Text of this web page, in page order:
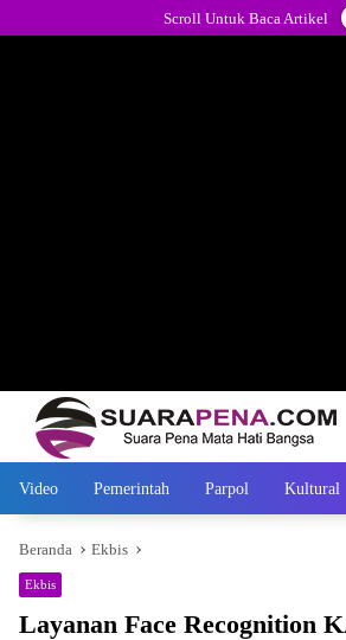
ke
Scroll Untuk Baca Artikel
Video Pemerintah Parpol Kultural
Beranda Ekbis
Ekbis
Layanan Face Recognition